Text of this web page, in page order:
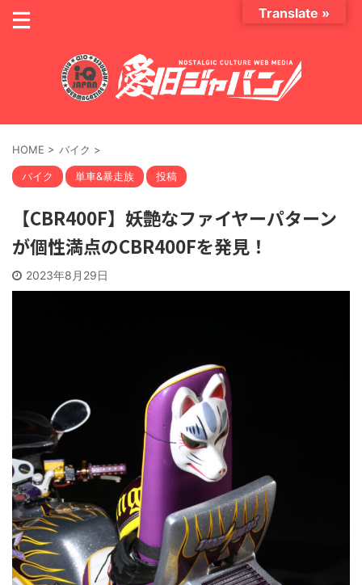
HOME > バイク >
バイク 単車&暴走族 投稿
【CBR400F】妖艶なファイヤーパターン
が個性満点のCBR400Fを発見！
2023年8月29日
Translate »